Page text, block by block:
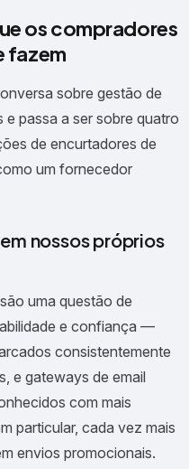
os compradores
fazem
sobre gestão de
e passa a ser sobre quatro
de encurtadores de
um fornecedor
nossos próprios
uma questão de
e confiança —
consistentemente
e gateways de email
com mais
particular, cada vez mais
envios promocionais.